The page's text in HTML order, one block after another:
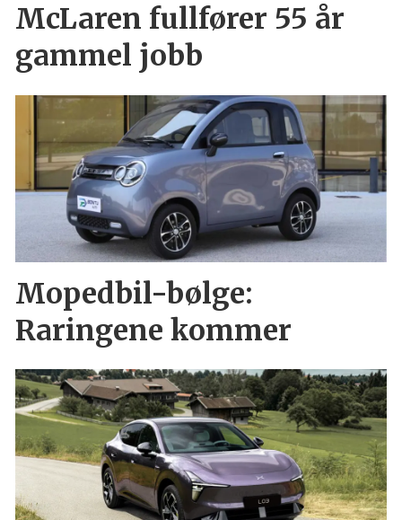
McLaren fullfører 55 år
gammel jobb
Mopedbil-bølge:
Raringene kommer